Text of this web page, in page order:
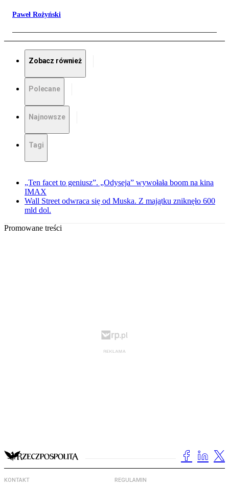
Paweł Rożyński
Zobacz również
Polecane
Najnowsze
Tagi
„Ten facet to geniusz”. „Odyseja” wywołała boom na kina
IMAX
Wall Street odwraca się od Muska. Z majątku zniknęło 600
mld dol.
Promowane treści
KONTAKT REGULAMIN